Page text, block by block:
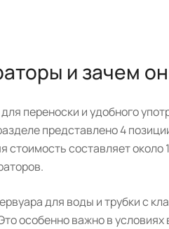
и зачем
переноски и удобного
представлено 4
стоимость составляет
для воды и трубки с
особенно важно в